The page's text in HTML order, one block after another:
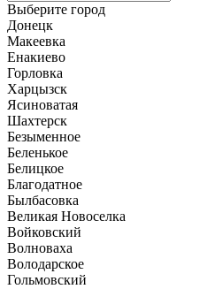
Выберите город
Донецк
Макеевка
Енакиево
Горловка
Харцызск
Ясиноватая
Шахтерск
Безыменное
Беленькое
Белицкое
Благодатное
Былбасовка
Великая Новоселка
Войковский
Волноваха
Володарское
Гольмовский